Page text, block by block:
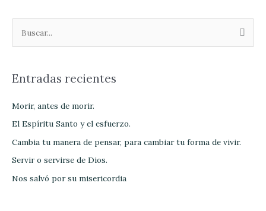
c
o
r
:
Entradas recientes
Morir, antes de morir.
El Espíritu Santo y el esfuerzo.
Cambia tu manera de pensar, para cambiar tu forma de vivir.
Servir o servirse de Dios.
Nos salvó por su misericordia